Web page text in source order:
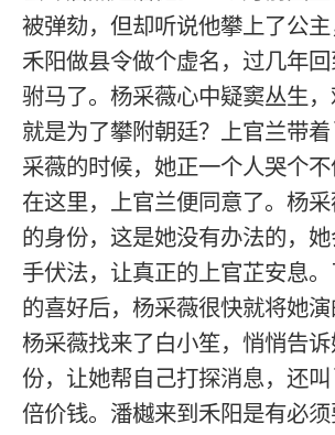
被弹劾，但却听说他攀上了公
禾阳做县令做个虚名，过几年
驸马了。杨采薇心中疑窦丛生
就是为了攀附朝廷？上官兰带
采薇的时候，她正一个人哭个
在这里，上官兰便同意了。杨
的身份，这是她没有办法的，
手伏法，让真正的上官芷安息
的喜好后，杨采薇很快就将她演
杨采薇找来了白小笙，悄悄告
份，让她帮自己打探消息，还
倍价钱。潘樾来到禾阳是有必